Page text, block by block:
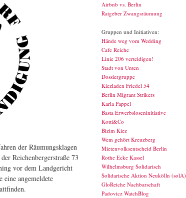
der Räumungsklagen
Reichenbergerstraße 73
vor dem Landgericht
angemeldete
Airbnb vs. Berlin
Ratgeber Zwangsräumung
Gruppen und Initiativen:
Hände weg vom Wedding
Cafe Reiche
Linie 206 verteidigen!
Stadt von Unten
Dossiergruppe
Kiezladen Friedel 54
Berlin Migrant Strikers
Karla Pappel
Basta Erwerbsloseninitiative
Kotti&Co
Bizim Kiez
Wem gehört Kreuzberg
Mietenvolksentscheid Berlin
Rothe Ecke Kassel
Wilhelmsburg Solidarisch
Solidarische Aktion Neukölln (solA)
GloReiche Nachbarschaft
Padovicz WatchBlog